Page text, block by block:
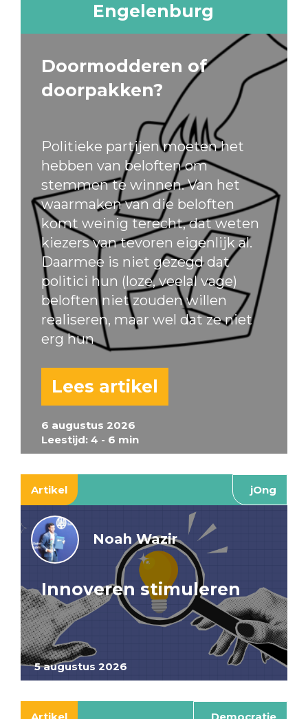
6 augustus 2026
Leestijd: 4 - 6 min
Engelenburg
Doormodderen of
doorpakken?
Politieke partijen moeten het
hebben van beloften om
stemmen te winnen. Van het
waarmaken van die beloften
komt weinig terecht, dat weten
kiezers van tevoren eigenlijk al.
Daarmee is niet gezegd dat
politici hun (loze, veelal vage)
beloften niet zouden willen
realiseren, maar wel dat ze niet
erg hun
Lees artikel
Artikel jOng
5 augustus 2026
Noah Wazir
Innoveren stimuleren